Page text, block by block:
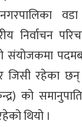
निर्वाचन
जिसी रहेका छन्
को
थियो ।